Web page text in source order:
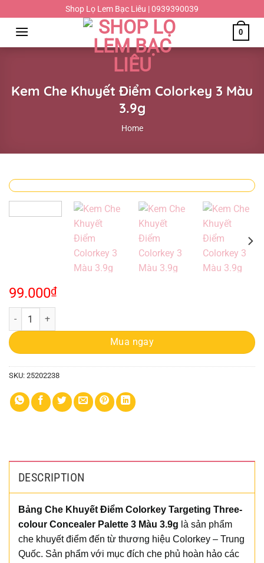
đến
dung
Shop Lọ Lem Bạc Liêu | 0939390039
0
Kem Che Khuyết Điểm Colorkey 3 Màu
3.9g
Home
99.000₫
Kem Che Khuyết Điểm Colorkey 3 Màu 3.9g quantity
Mua ngay
SKU: 25202238
DESCRIPTION
Bảng Che Khuyết Điểm Colorkey Targeting Three-
colour Concealer Palette 3 Màu 3.9g là sản phẩm
che khuyết điểm đến từ thương hiệu Colorkey – Trung
Quốc. Sản phẩm với mục đích che phủ hoàn hảo các